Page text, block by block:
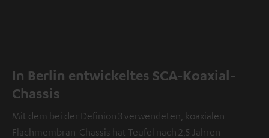
In Berlin entwickeltes SCA-Koaxial-
Chassis
Mit dem bei der Definion 3 verwendeten, koaxialen
Flachmembran-Chassis hat Teufel nach 2,5 Jahren